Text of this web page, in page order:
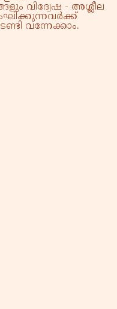
വിദ്വേഷ - അശ്ലീല
വന്നേക്കാം.